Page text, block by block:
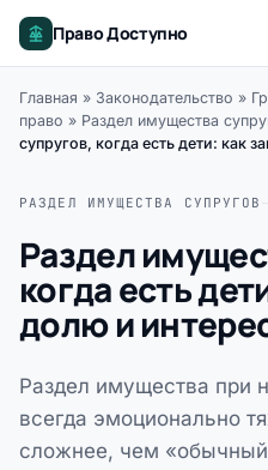
Право Доступно
Главная » Законодательство »
право » Раздел имущества
супругов, когда есть дети: как
РАЗДЕЛ ИМУЩЕСТВА СУПРУГОВ
Раздел
когда есть
долю и
Раздел имущества при
всегда эмоционально
сложнее, чем